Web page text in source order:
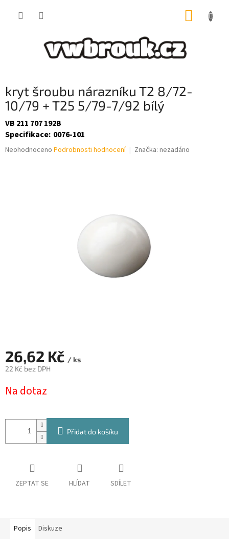
kryt šroubu nárazníku T2 8/72-
10/79 + T25 5/79-7/92 bílý
VB 211 707 192B
Specifikace: 0076-101
Průměrné
Neohodnoceno Podrobnosti hodnocení Značka: nezadáno
26,62 Kč / ks
22 Kč bez DPH
cena:
Na dotaz
Přidat do košíku
ZEPTAT SE HLÍDAT SDÍLET
Popis Diskuze